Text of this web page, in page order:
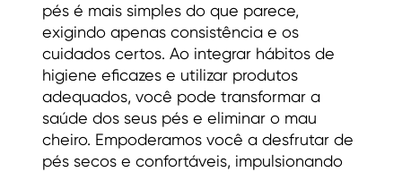
pés é mais simples do que parece,
exigindo apenas consistência e os
cuidados certos. Ao integrar hábitos de
higiene eficazes e utilizar produtos
adequados, você pode transformar a
saúde dos seus pés e eliminar o mau
cheiro. Empoderamos você a desfrutar de
pés secos e confortáveis, impulsionando